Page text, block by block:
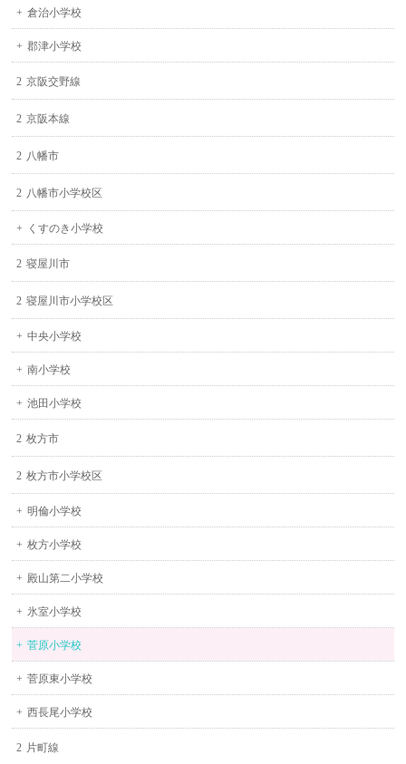
倉治小学校
郡津小学校
京阪交野線
京阪本線
八幡市
八幡市小学校区
くすのき小学校
寝屋川市
寝屋川市小学校区
中央小学校
南小学校
池田小学校
枚方市
枚方市小学校区
明倫小学校
枚方小学校
殿山第二小学校
氷室小学校
菅原小学校
菅原東小学校
西長尾小学校
片町線